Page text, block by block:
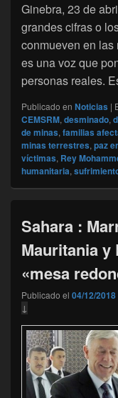
Ginebra, 23 de
grandes cifras o
conmueven en
es una voz que
personas reales.
Publicado en Noticias |
CEMSRM,desminado,
de minas,familias
minas terrestres,paz
víctimas, Rey
humanitaria,
Sahara :
Mauritania y
«mesa
Publicado el 04/12/2018
↓